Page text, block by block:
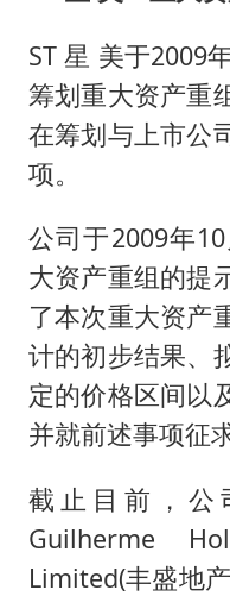
ST 星 美于2009
筹划重大资产重
在筹划与上市公
项。
公司于2009年
大资产重组的提
了本次重大资产
计的初步结果、
定的价格区间以
并就前述事项征
截止目前，公
Guilherme
Limited(丰盛地